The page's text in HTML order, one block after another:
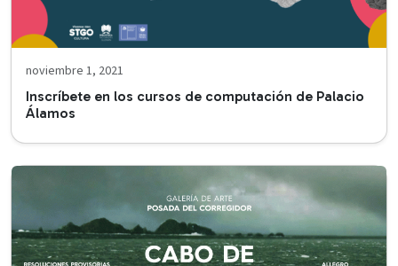
noviembre 1, 2021
Inscríbete en los cursos de computación de Palacio
Álamos